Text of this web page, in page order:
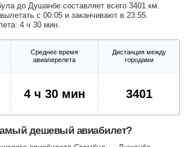
до Душанбе составляет всего 3401 км.
с 00:05 и заканчивают в 23:55.
4 ч 30 мин.
Среднее время
авиаперелета
Дистанция между
городами
4 ч 30 мин 3401
дешевый авиабилет?